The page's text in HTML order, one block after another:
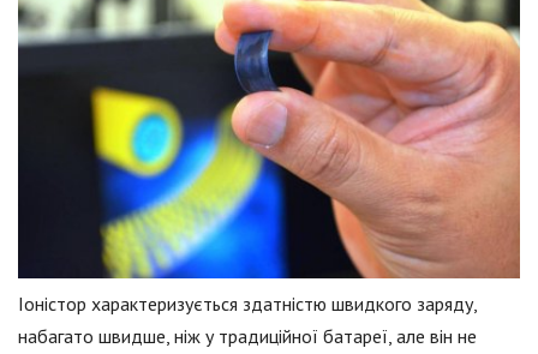
Іоністор характеризується здатністю швидкого заряду,
набагато швидше, ніж у традиційної батареї, але він не